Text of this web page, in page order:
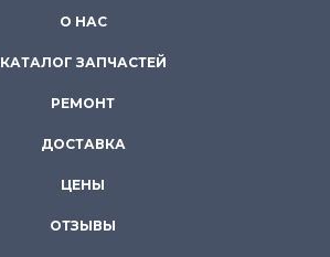
О НАС
КАТАЛОГ ЗАПЧАСТЕЙ
РЕМОНТ
ДОСТАВКА
ЦЕНЫ
ОТЗЫВЫ